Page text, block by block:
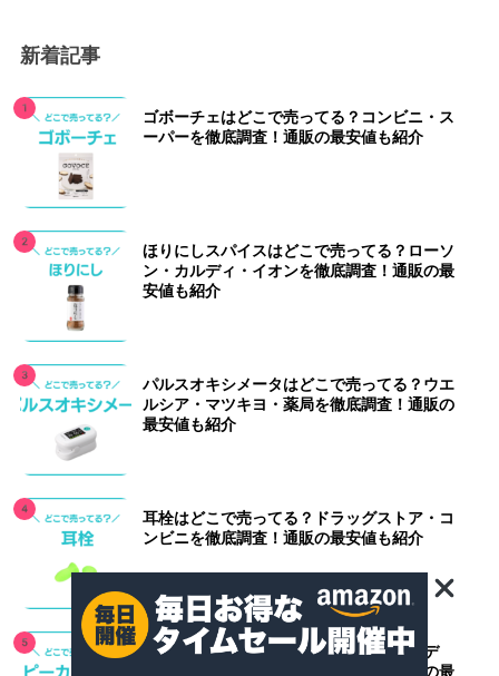
新着記事
ゴボーチェはどこで売ってる？コンビニ・ス
ーパーを徹底調査！通販の最安値も紹介
ほりにしスパイスはどこで売ってる？ローソ
ン・カルディ・イオンを徹底調査！通販の最
安値も紹介
パルスオキシメータはどこで売ってる？ウエ
ルシア・マツキヨ・薬局を徹底調査！通販の
最安値も紹介
耳栓はどこで売ってる？ドラッグストア・コ
ンビニを徹底調査！通販の最安値も紹介
ピーカンナッツはどこで売ってる？カルデ
ィ・成城石井・ドンキを徹底調査！通販の最